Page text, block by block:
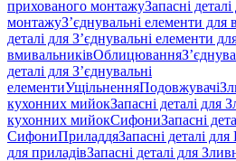
прихованого монтажуЗапасні
монтажуЗ’єднувальні елементи для
деталі для З’єднувальні елементи
вмивальниківОблицювання
деталі для З’єднувальні
елементиУщільненняПодовжувачі
кухонних мийокЗапасні деталі для
кухонних мийокСифониЗапасні
СифониПриладдяЗапасні деталі
для приладівЗапасні деталі для